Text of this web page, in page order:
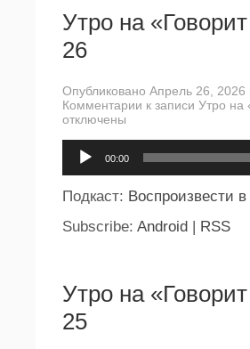
Утро на
26
Опубликовано Апрель 26, 2026
Комментарии к записи Утро
отключены
00:00
Подкаст: Воспроизвести
Subscribe: Android | RSS
Утро на
25